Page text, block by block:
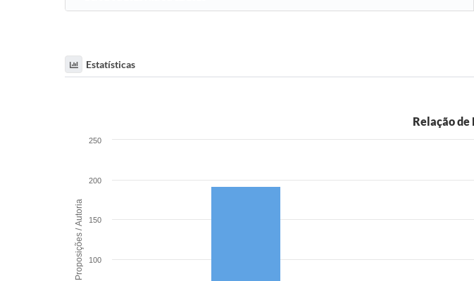
Estatísticas
Proposições / Autoria
Relação de
100
150
200
250